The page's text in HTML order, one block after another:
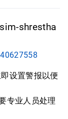
shrestha
设置警报以便
专业人员处理